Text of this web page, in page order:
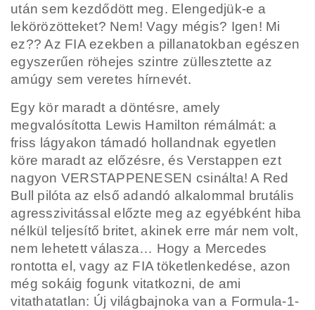
után sem kezdődött meg. Elengedjük-e a
lekörözötteket? Nem! Vagy mégis? Igen! Mi
ez?? Az FIA ezekben a pillanatokban egészen
egyszerűen röhejes szintre züllesztette az
amúgy sem veretes hírnevét.
Egy kör maradt a döntésre, amely
megvalósította Lewis Hamilton rémálmát: a
friss lágyakon támadó hollandnak egyetlen
köre maradt az előzésre, és Verstappen ezt
nagyon VERSTAPPENESEN csinálta! A Red
Bull pilóta az első adandó alkalommal brutális
agresszivitással előzte meg az egyébként hiba
nélkül teljesítő britet, akinek erre már nem volt,
nem lehetett válasza… Hogy a Mercedes
rontotta el, vagy az FIA töketlenkedése, azon
még sokáig fogunk vitatkozni, de ami
vitathatatlan: Új világbajnoka van a Formula-1-